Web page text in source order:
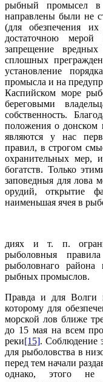
рыбный промысел
направлены были не
(для обезпечения
достаточною
запрещение
сплошных
установление
промысла и на
Каспийском море
береговыми
собственность.
положения о донском
являются у нас
правил, в строгом
охранительных мер,
богатств. Только
заповедныя для лова
орудий, открытие
наименьшая ячея в
диях и т. п.
рыболовныя
рыболовнаго района
рыбных промыслов.
Правда и для Волги
которому для
морской лов ближе
до 15 мая на всем
реки[15]. Соблюдение
для рыболовства в
перед тем начали
однако, этого не